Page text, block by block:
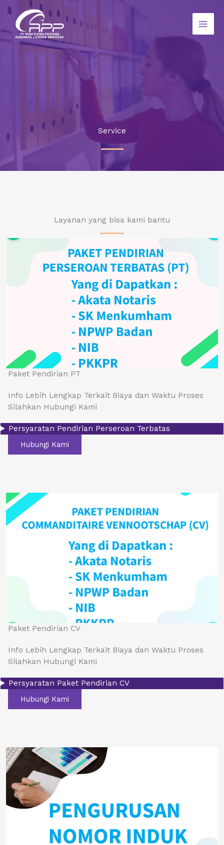
Lewati
konten
Service
Layanan yang bisa kami bantu
Paket Pendirian PT
Info Lebih Lengkap Terkait Biaya dan Waktu Proses
Silahkan Hubungi Kami
Persyaratan Pendirian Perseroan Terbatas
Hubungi Kami
Paket Pendirian CV
Info Lebih Lengkap Terkait Biaya dan Waktu Proses
Silahkan Hubungi Kami
Persyaratan Paket Pendirian CV
Hubungi Kami